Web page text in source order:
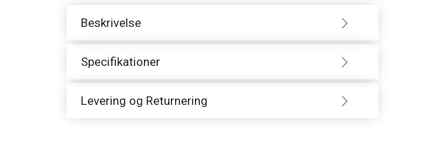
Beskrivelse
Specifikationer
Levering og Returnering